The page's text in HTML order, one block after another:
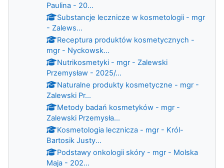
Paulina - 20...
Substancje lecznicze w kosmetologii - mgr
- Zalews...
Receptura produktów kosmetycznych -
mgr - Nyckowsk...
Nutrikosmetyki - mgr - Zalewski
Przemysław - 2025/...
Naturalne produkty kosmetyczne - mgr -
Zalewski Pr...
Metody badań kosmetyków - mgr -
Zalewski Przemysła...
Kosmetologia lecznicza - mgr - Król-
Bartosik Justy...
Podstawy onkologii skóry - mgr - Molska
Maja - 202...